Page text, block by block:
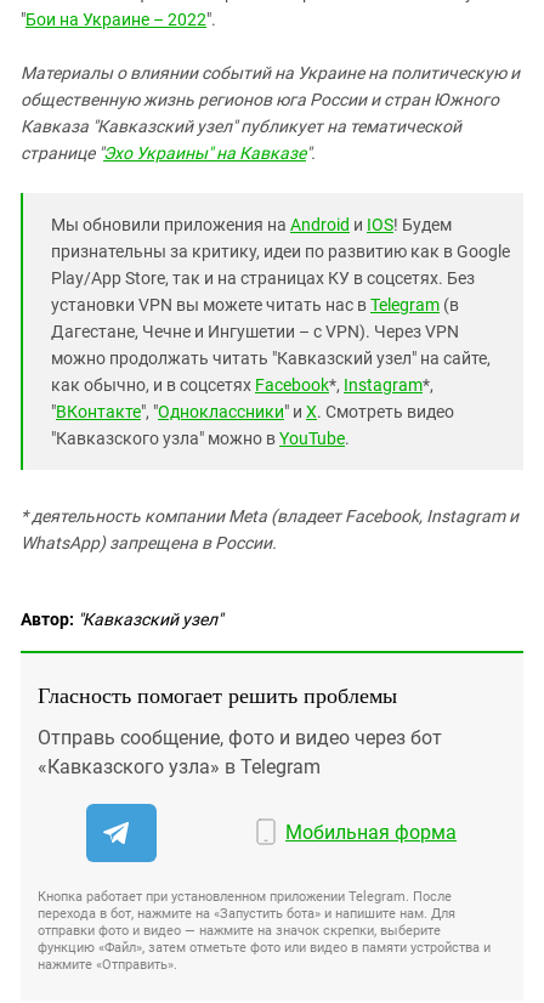
"Бои на Украине – 2022".
Материалы о влиянии событий на Украине на политическую и
общественную жизнь регионов юга России и стран Южного
Кавказа "Кавказский узел" публикует на тематической
странице "Эхо Украины" на Кавказе".
Мы обновили приложения на Android и IOS! Будем
признательны за критику, идеи по развитию как в Google
Play/App Store, так и на страницах КУ в соцсетях. Без
установки VPN вы можете читать нас вTelegram (в
Дагестане, Чечне и Ингушетии – с VPN). Через VPN
можно продолжать читать "Кавказский узел" на сайте,
как обычно, и в соцсетях Facebook*, Instagram*,
"ВКонтакте", "Одноклассники" и X. Смотреть видео
"Кавказского узла" можно вYouTube.
* деятельность компании Meta (владеет Facebook, Instagram и
WhatsApp) запрещена в России.
Автор: "Кавказский узел"
Гласность помогает решить проблемы
Отправь сообщение, фото и видео через бот
«Кавказского узла» в Telegram
Мобильная форма
Кнопка работает при установленном приложении Telegram. После
перехода в бот, нажмите на «Запустить бота» и напишите нам. Для
отправки фото и видео — нажмите на значок скрепки, выберите
функцию «Файл», затем отметьте фото или видео в памяти устройства и
нажмите «Отправить».